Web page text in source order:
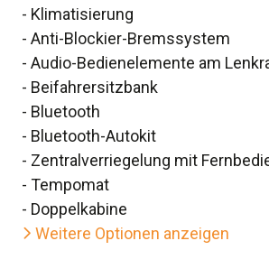
- Klimatisierung
- Anti-Blockier-Bremssystem
- Audio-Bedienelemente am
- Beifahrersitzbank
- Bluetooth
- Bluetooth-Autokit
- Zentralverriegelung mit
- Tempomat
- Doppelkabine
Weitere Optionen anzeigen